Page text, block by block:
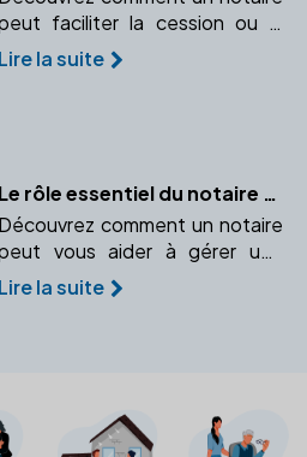
faciliter la cession ou la
transmission de votre
entreprise. Conseils sur les
Lire la suite
Le rôle essentiel du notaire dans la gestion des successions complexes
Découvrez comment un notaire
vous aider à gérer une
succession complexe, protéger
vos héritiers et éviter les
Lire la suite